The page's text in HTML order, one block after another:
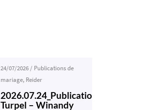
24/07/2026/ Publications de
mariage, Reider
2026.07.24_Publication
Turpel – Winandy